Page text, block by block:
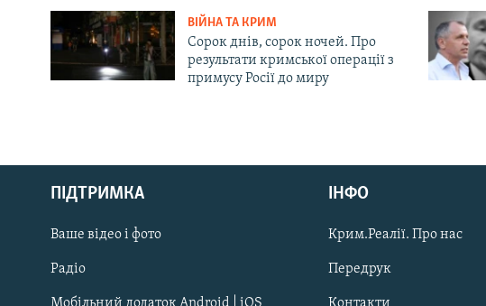
Русский
Qırımtatar
ДОЛУЧАЙСЯ!
ВІЙНА ТА КРИМ
Сорок днів, сорок ночей. Про
результати кримської операції з
примусу Росії до миру
ПІДТРИМКА
Ваше відео і фото
Радіо
Мобільний додаток Android | iOS
ІНФО
Крим.Реалії. Про нас
Передрук
Контакти